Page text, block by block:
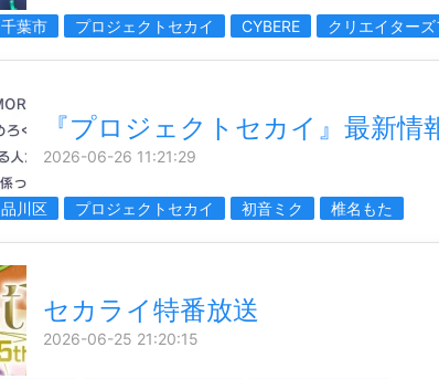
千葉市 プロジェクトセカイ CYBERE クリエイターズ
『プロジェクトセカイ』最新情
2026-06-26 11:21:29
品川区 プロジェクトセカイ 初音ミク 椎名もた
セカライ特番放送
2026-06-25 21:20:15